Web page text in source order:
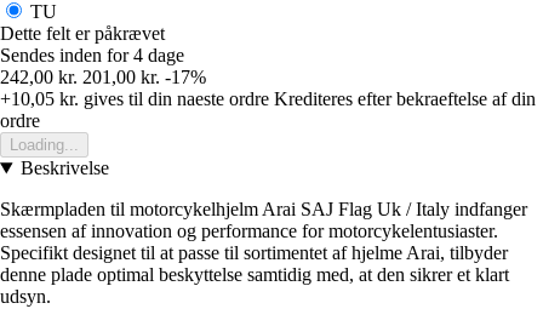
TU
Dette felt er påkrævet
Sendes inden for 4 dage
242,00 kr. 201,00 kr. -17%
+10,05 kr. gives til din naeste ordre Krediteres efter bekraeftelse af din
ordre
Loading...
Beskrivelse
Skærmpladen til motorcykelhjelm Arai SAJ Flag Uk / Italy indfanger
essensen af innovation og performance for motorcykelentusiaster.
Specifikt designet til at passe til sortimentet af hjelme Arai, tilbyder
denne plade optimal beskyttelse samtidig med, at den sikrer et klart
udsyn.